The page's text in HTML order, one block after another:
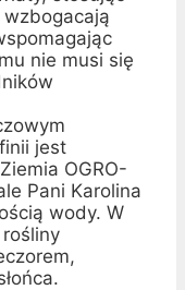
wzbogacają
nie musi się
jest
OGRO-
Pani Karolina
wody. W